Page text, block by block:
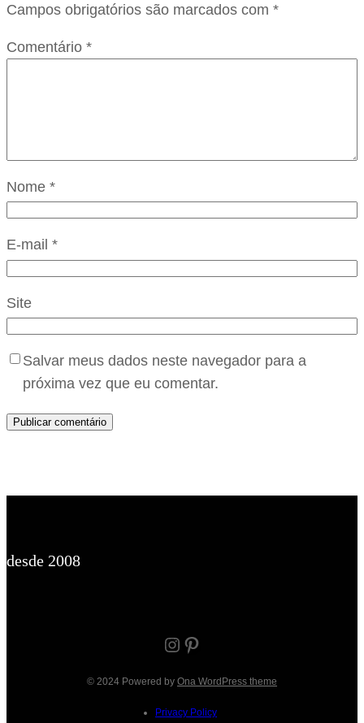
Campos obrigatórios são marcados com *
Comentário *
Nome *
E-mail *
Site
Salvar meus dados neste navegador para a
próxima vez que eu comentar.
desde 2008
Instagram Pinterest
© 2024 Powered by Ona WordPress theme
Privacy Policy